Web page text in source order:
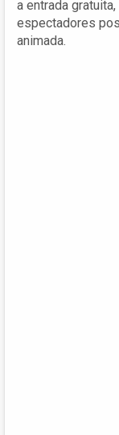
a entrada
espectadores
animada.